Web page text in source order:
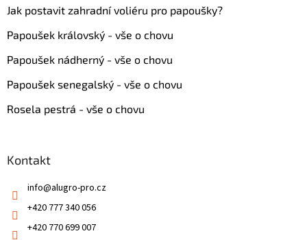
Jak postavit zahradní voliéru pro papoušky?
Papoušek královský - vše o chovu
Papoušek nádherný - vše o chovu
Papoušek senegalský - vše o chovu
Rosela pestrá - vše o chovu
Kontakt
info@alugro-pro.cz
+420 777 340 056
+420 770 699 007